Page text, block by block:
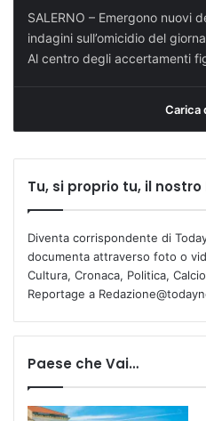
SALERNO – Emergono nuovi
indagini sull’omicidio del
Al centro degli accertamenti
Carica
Tu, si proprio tu, il
Diventa corrispondente di
documenta attraverso foto o
Cultura, Cronaca, Politica,
Reportage a
Paese che Vai…